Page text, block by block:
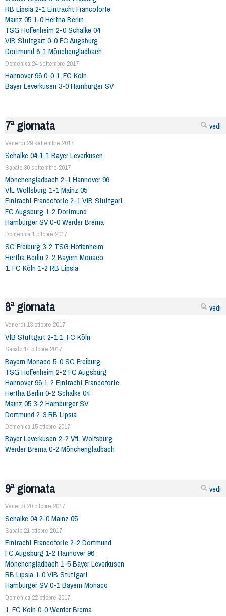
RB Lipsia 2-1 Eintracht Francoforte
Mainz 05 1-0 Hertha Berlin
TSG Hoffenheim 2-0 Schalke 04
VfB Stuttgart 0-0 FC Augsburg
Dortmund 6-1 Mönchengladbach
Domenica 24 settembre 2017
Hannover 96 0-0 1. FC Köln
Bayer Leverkusen 3-0 Hamburger SV
vedi
7ª giornata
Venerdì 29 settembre 2017
Schalke 04 1-1 Bayer Leverkusen
Sabato 30 settembre 2017
Mönchengladbach 2-1 Hannover 96
VfL Wolfsburg 1-1 Mainz 05
Eintracht Francoforte 2-1 VfB Stuttgart
FC Augsburg 1-2 Dortmund
Hamburger SV 0-0 Werder Brema
Domenica 1 ottobre 2017
SC Freiburg 3-2 TSG Hoffenheim
Hertha Berlin 2-2 Bayern Monaco
1. FC Köln 1-2 RB Lipsia
vedi
8ª giornata
Venerdì 13 ottobre 2017
VfB Stuttgart 2-1 1. FC Köln
Sabato 14 ottobre 2017
Bayern Monaco 5-0 SC Freiburg
TSG Hoffenheim 2-2 FC Augsburg
Hannover 96 1-2 Eintracht Francoforte
Hertha Berlin 0-2 Schalke 04
Mainz 05 3-2 Hamburger SV
Dortmund 2-3 RB Lipsia
Domenica 15 ottobre 2017
Bayer Leverkusen 2-2 VfL Wolfsburg
Werder Brema 0-2 Mönchengladbach
vedi
9ª giornata
Venerdì 20 ottobre 2017
Schalke 04 2-0 Mainz 05
Sabato 21 ottobre 2017
Eintracht Francoforte 2-2 Dortmund
FC Augsburg 1-2 Hannover 96
Mönchengladbach 1-5 Bayer Leverkusen
RB Lipsia 1-0 VfB Stuttgart
Hamburger SV 0-1 Bayern Monaco
Domenica 22 ottobre 2017
1. FC Köln 0-0 Werder Brema